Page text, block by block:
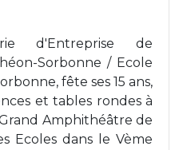
d'Entreprise de
Sorbonne / Ecole
fête ses 15 ans,
et tables rondes à
Amphithéâtre de
Ecoles dans le Vème